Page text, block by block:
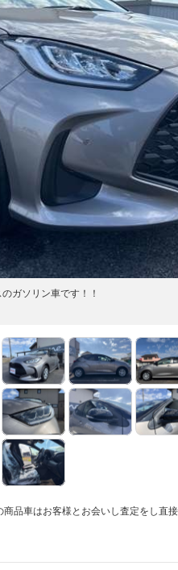
ガソリン車です！！
品車はお客様とお会いし査定をし直